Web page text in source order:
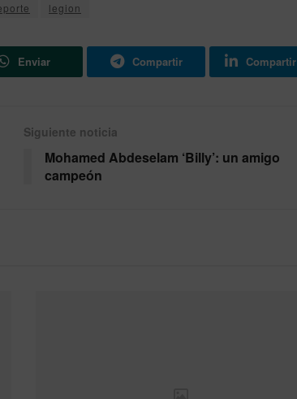
legion
Enviar Compartir Compartir
Siguiente noticia
Mohamed Abdeselam ‘Billy’: un amigo
campeón